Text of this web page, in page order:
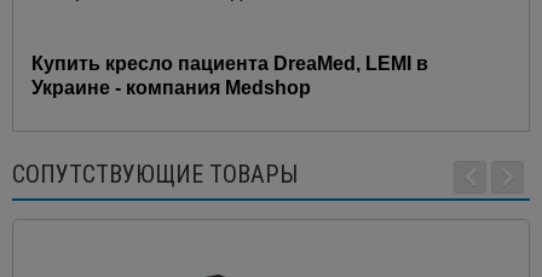
Купить кресло пациента DreaMed, LEMI в
Украине - компания Medshop
СОПУТСТВУЮЩИЕ ТОВАРЫ